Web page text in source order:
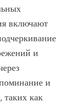
формируя
решений.
людям?
молодым
навыках,